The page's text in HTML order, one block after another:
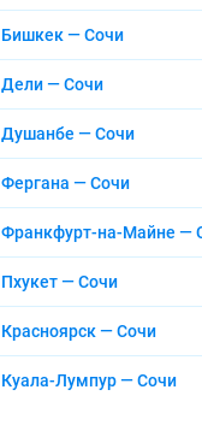
Бишкек — Сочи
Дели — Сочи
Душанбе — Сочи
Фергана — Сочи
Франкфурт-на-Майне —
Пхукет — Сочи
Красноярск — Сочи
Куала-Лумпур — Сочи